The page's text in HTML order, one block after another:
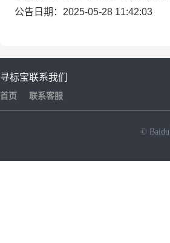
公告日期：2025-05-28 11:42:03
寻标宝
首页
联系我们
联系客服
© Baidu